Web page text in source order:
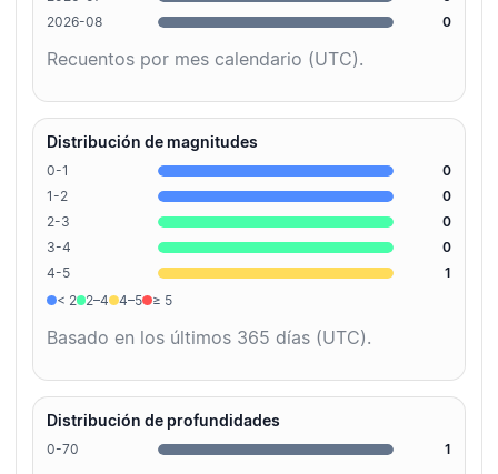
2026-08
0
Recuentos por mes calendario (UTC).
Distribución de magnitudes
0-1
0
1-2
0
2-3
0
3-4
0
4-5
1
< 2
2–4 4–5 ≥ 5
Basado en los últimos 365 días (UTC).
Distribución de profundidades
0-70 1